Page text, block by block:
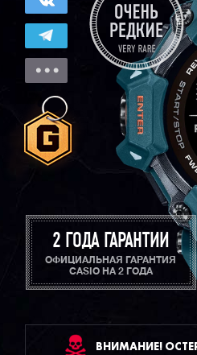
2 ГОДА ГАРАНТИИ
ОФИЦИАЛЬНАЯ ГАРАНТИЯ
CASIO НА 2 ГОДА
ВНИМАНИЕ!